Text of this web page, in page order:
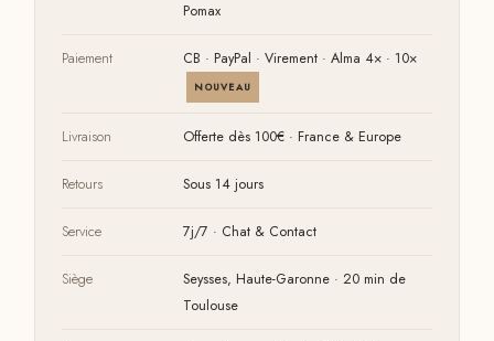
Pomax
Paiement CB · PayPal · Virement · Alma 4× · 10×
NOUVEAU
Livraison Offerte dès 100€ · France & Europe
Retours Sous 14 jours
Service 7j/7 · Chat & Contact
Siège
Seysses, Haute-Garonne · 20 min de
Toulouse